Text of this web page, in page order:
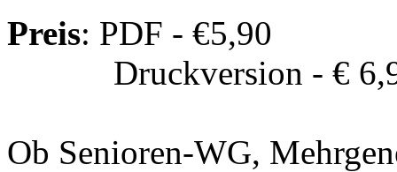
Preis: PDF - €5,90
Druckversion - €
Ob Senioren-WG,